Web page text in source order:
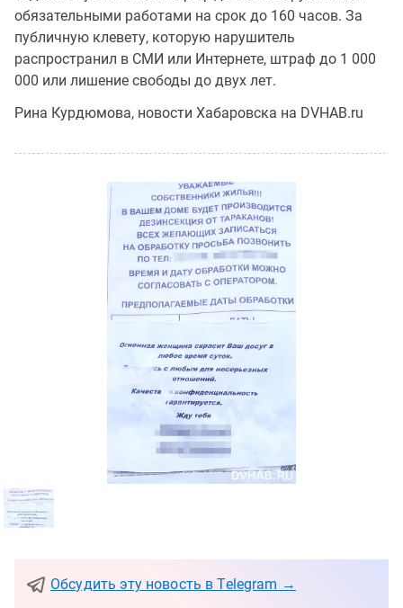
обязательными работами на срок до 160 часов. За
публичную клевету, которую нарушитель
распространил в СМИ или Интернете, штраф до 1 000
000 или лишение свободы до двух лет.
Рина Курдюмова, новости Хабаровска на DVHAB.ru
Обсудить эту новость в Telegram →